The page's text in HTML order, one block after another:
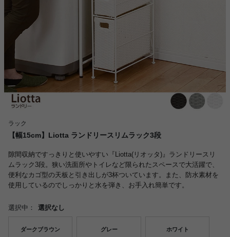
ラック
【幅15cm】Liotta ランドリースリムラック3段
隙間収納ですっきりと使いやすい『Liotta(リオッタ)』ランドリースリ
ムラック3段。狭い洗面所やトイレなど限られたスペースで大活躍で、
便利なカゴ型の天板と引き出しが3杯ついています。また、防水素材を
使用しているのでしっかりと水を弾き、お手入れ簡単です。
選択中： 選択なし
ダークブラウン グレー ホワイト